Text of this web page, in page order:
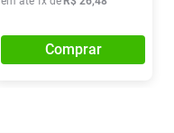
Comprar